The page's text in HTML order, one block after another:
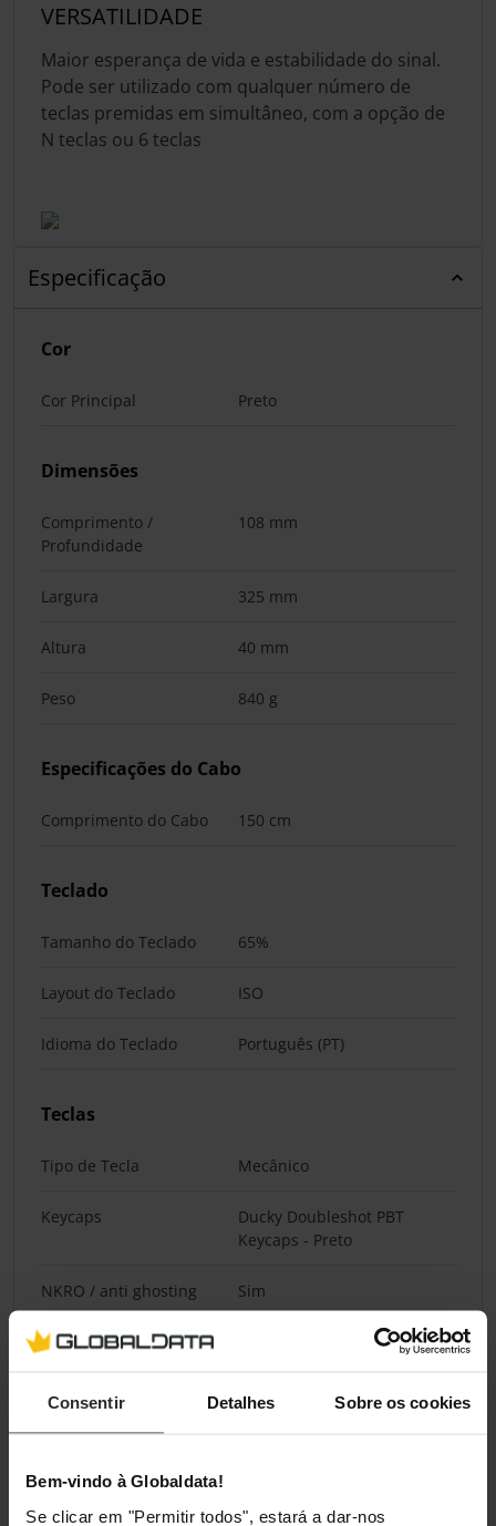
Consentir Detalhes Sobre os cookies
Bem-vindo à Globaldata!
Se clicar em "Permitir todos", estará a dar-nos
VERSATILIDADE
Maior esperança de vida e estabilidade do sinal.
Pode ser utilizado com qualquer número de
teclas premidas em simultâneo, com a opção de
N teclas ou 6 teclas
Especificação
Cor
Cor Principal Preto
Dimensões
Comprimento /
Profundidade
108 mm
Largura 325 mm
Altura 40 mm
Peso 840 g
Especificações do Cabo
Comprimento do Cabo 150 cm
Teclado
Tamanho do Teclado 65%
Layout do Teclado ISO
Idioma do Teclado Português (PT)
Teclas
Tipo de Tecla Mecânico
Keycaps
Ducky Doubleshot PBT
Keycaps - Preto
NKRO / anti ghosting Sim
Número de Botões /
Switches
Switch